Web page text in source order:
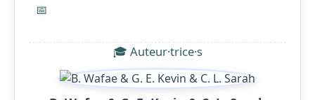
📅
🎓 Auteur·trice·s